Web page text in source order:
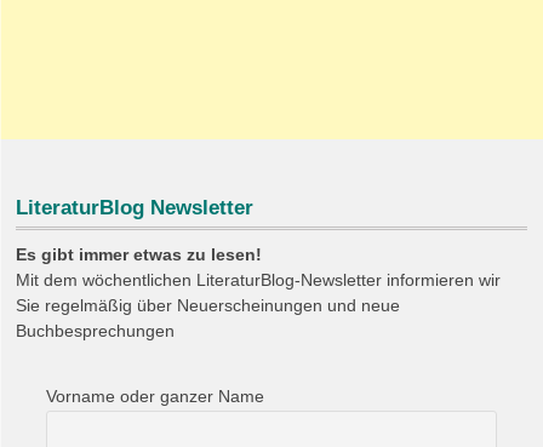
LiteraturBlog Newsletter
Es gibt immer etwas zu lesen!
Mit dem wöchentlichen LiteraturBlog-Newsletter informieren wir
Sie regelmäßig über Neuerscheinungen und neue
Buchbesprechungen
Vorname oder ganzer Name